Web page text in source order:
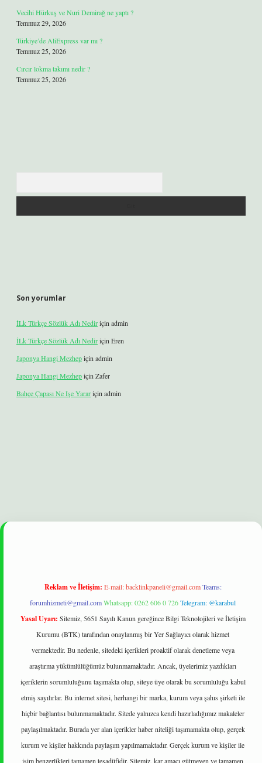
Vecihi Hürkuş ve Nuri Demirağ ne yaptı ?
Temmuz 29, 2026
Türkiye’de AliExpress var mı ?
Temmuz 25, 2026
Cırcır lokma takımı nedir ?
Temmuz 25, 2026
Son yorumlar
İLk Türkçe Sözlük Adı Nediriçin admin
İLk Türkçe Sözlük Adı Nediriçin Eren
Japonya Hangi Mezhepiçin admin
Japonya Hangi Mezhepiçin Zafer
Bahçe Çapası Ne Işe Yarariçin admin
betexper yeni girişilbet
Reklam ve İletişim: E-mail:backlinkpaneli@gmail.com Teams:
forumhizmeti@gmail.comWhatsapp: 0262 606 0 726Telegram: @karabul
Yasal Uyarı: Sitemiz, 5651 Sayılı Kanun gereğince Bilgi Teknolojileri ve İletişim
Kurumu (BTK) tarafından onaylanmış bir Yer Sağlayıcı olarak hizmet
vermektedir. Bu nedenle, sitedeki içerikleri proaktif olarak denetleme veya
araştırma yükümlülüğümüz bulunmamaktadır. Ancak, üyelerimiz yazdıkları
içeriklerin sorumluluğunu taşımakta olup, siteye üye olarak bu sorumluluğu kabul
etmiş sayılırlar. Bu internet sitesi, herhangi bir marka, kurum veya şahıs şirketi ile
hiçbir bağlantısı bulunmamaktadır. Sitede yalnızca kendi hazırladığımız makaleler
paylaşılmaktadır. Burada yer alan içerikler haber niteliği taşımamakta olup, gerçek
kurum ve kişiler hakkında paylaşım yapılmamaktadır. Gerçek kurum ve kişiler ile
isim benzerlikleri tamamen tesadüfidir. Sitemiz, kar amacı gütmeyen ve tamamen